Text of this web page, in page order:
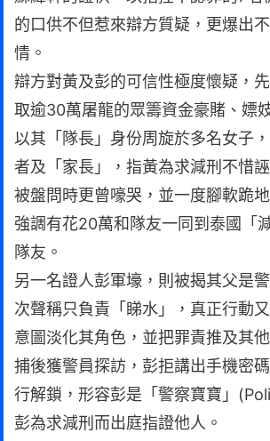
的口供不但惹來辯方質疑，更爆出
情。
辯方對黃及彭的可信性極度懷疑，
取逾30萬屠龍的眾籌資金豪賭、嫖
以其「隊長」身份周旋於多名女子
者及「家長」，指黃為求減刑不惜
被盤問時更曾嚎哭，並一度腳軟跪
強調有花20萬和隊友一同到泰國「
隊友。
另一名證人彭軍壕，則被揭其父是
次聲稱只負責「睇水」，真正行動
意圖淡化其角色，並把罪責推及其
捕後獲警員探訪，彭拒講出手機密
行解鎖，形容彭是「警察寶寶」
彭為求減刑而出庭指證他人。